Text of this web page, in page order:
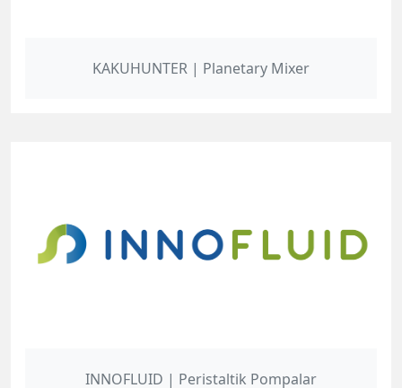
KAKUHUNTER | Planetary Mixer
INNOFLUID | Peristaltik Pompalar